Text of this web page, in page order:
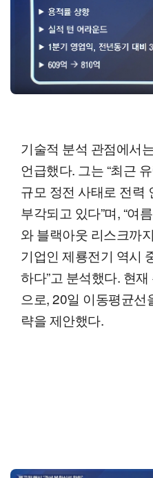
기술적 분석 관점에서
언급했다. 그는 “최근
규모 정전 사태로 전력
부각되고 있다”며, “여
와 블랙아웃 리스크까
기업인 제룡전기 역시
하다”고 분석했다. 현
으로, 20일 이동평균선
략을 제안했다.